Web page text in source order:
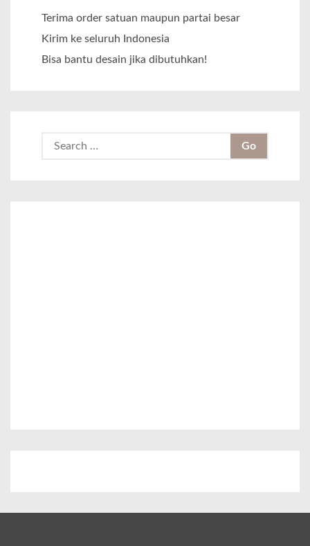
Terima order satuan maupun partai besar
Kirim ke seluruh Indonesia
Bisa bantu desain jika dibutuhkan!